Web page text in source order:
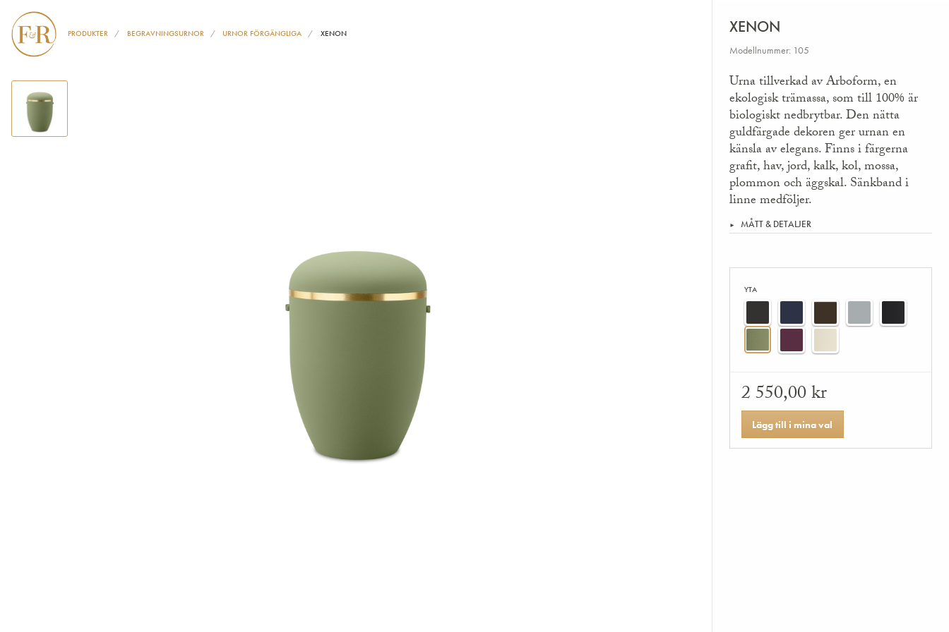
PRODUKTER BEGRAVNINGSURNOR URNOR FÖRGÄNGLIGA XENON XENON
Modellnummer: 105
Urna tillverkad av Arboform, en
ekologisk trämassa, som till 100% är
biologiskt nedbrytbar. Den nätta
guldfärgade dekoren ger urnan en
känsla av elegans. Finns i färgerna
grafit, hav, jord, kalk, kol, mossa,
plommon och äggskal. Sänkband i
linne medföljer.
MÅTT & DETALJER
YTA
2 550,00 kr
Lägg till i mina val